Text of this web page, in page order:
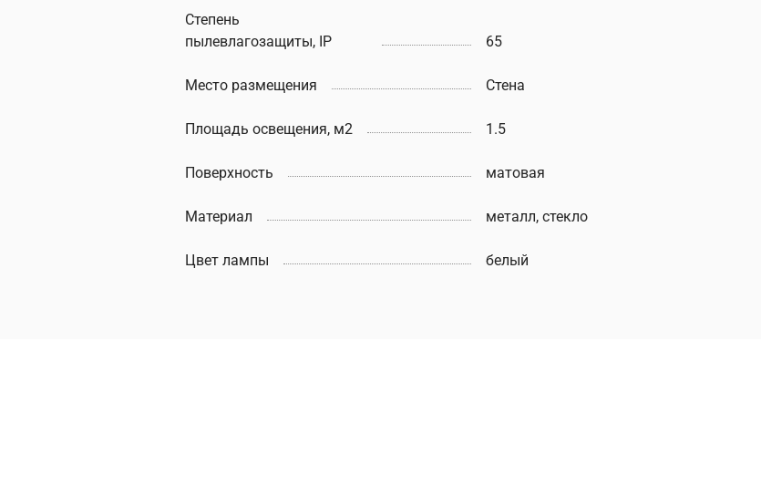
Степень
пылевлагозащиты, IP
65
Место размещения Стена
Площадь освещения, м2 1.5
Поверхность матовая
Материал металл, стекло
Цвет лампы белый